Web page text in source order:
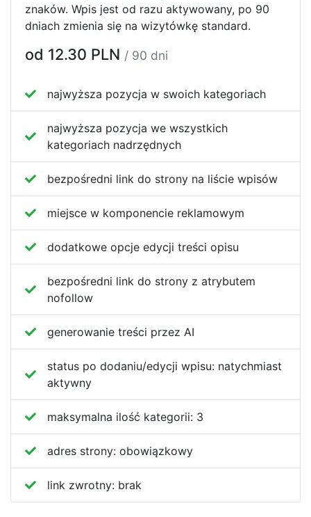
znaków. Wpis jest od razu aktywowany, po 90
dniach zmienia się na wizytówkę standard.
od 12.30 PLN / 90 dni
najwyższa pozycja w swoich kategoriach
najwyższa pozycja we wszystkich
kategoriach nadrzędnych
bezpośredni link do strony na liście wpisów
miejsce w komponencie reklamowym
dodatkowe opcje edycji treści opisu
bezpośredni link do strony z atrybutem
nofollow
generowanie treści przez AI
status po dodaniu/edycji wpisu: natychmiast
aktywny
maksymalna ilość kategorii: 3
adres strony: obowiązkowy
link zwrotny: brak